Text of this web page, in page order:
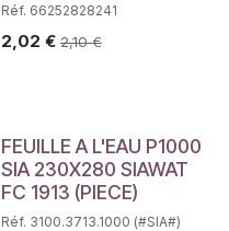
Réf. 66252828241
2,02 € 2,10€
FEUILLE A L'EAU P1000
SIA 230X280 SIAWAT
FC 1913 (PIECE)
Réf. 3100.3713.1000 (#SIA#)